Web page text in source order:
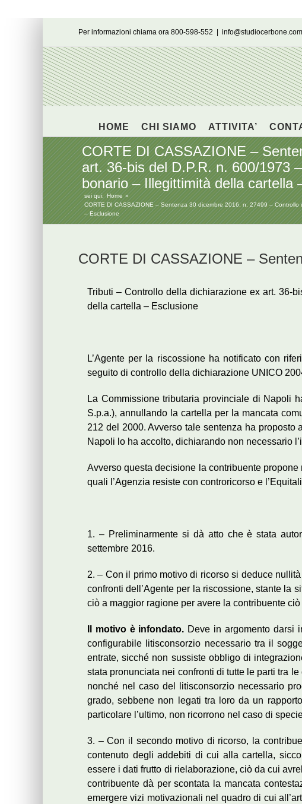
Per informazioni chiama ora 800-598-552 info@studiocerbone.com
HOME CHI SIAMO ATTIVITA’
CORTE DI CASSAZIONE –
art. 36-bis del D.P.R. n. 600/1973
bonario – Illegittimità della cartella
sei qui: Home
CORTE DI CASSAZIONE – Sentenza 30 dicembre 2016, n. 27499 –
– Esclusione
CORTE DI CASSAZIONE –
Tributi – Controllo della dichiarazione ex art. 36-
della cartella – Esclusione
L’Agente per la riscossione ha notificato con
seguito di controllo della dichiarazione UNICO
La Commissione tributaria provinciale di Napoli
S.p.a.), annullando la cartella per la mancata
212 del 2000. Avverso tale sentenza ha
Napoli lo ha accolto, dichiarando non necessario
Avverso questa decisione la contribuente
quali l’Agenzia resiste con controricorso e
1. – Preliminarmente si dà atto che è stata
settembre 2016.
2. – Con il primo motivo di ricorso si deduce
confronti dell’Agente per la riscossione, stante la
ciò a maggior ragione per avere la contribuente
Il motivo è infondato. Deve in argomento darsi
configurabile litisconsorzio necessario tra il
entrate, sicché non sussiste obbligo di
stata pronunciata nei confronti di tutte le parti tra
nonché nel caso del litisconsorzio necessario
grado, sebbene non legati tra loro da un
particolare l’ultimo, non ricorrono nel caso di
3. – Con il secondo motivo di ricorso, la
contenuto degli addebiti di cui alla cartella,
essere i dati frutto di rielaborazione, ciò da cui
contribuente dà per scontata la mancata
emergere vizi motivazionali nel quadro di cui